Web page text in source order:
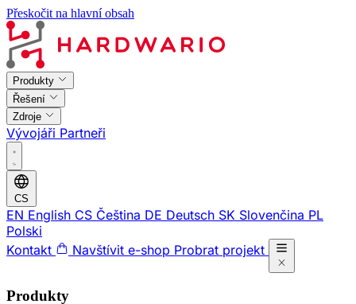
Přeskočit na hlavní obsah
Produkty
Řešení
Zdroje
Vývojáři Partneři
CS
EN English CS Čeština DE Deutsch SK Slovenčina PL
Polski
Kontakt
Navštívit e-shop Probrat projekt
Produkty